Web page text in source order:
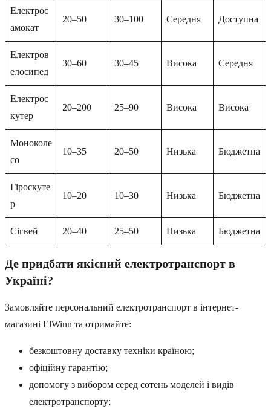
Електрос
амокат
20–50 30–100 Середня Доступна
Електров
елосипед
30–60 30–45 Висока Середня
Електрос
кутер
20–200 25–90 Висока Висока
Моноколе
со
10–35 20–50 Низька Бюджетна
Гіроскуте
р
10–20 10–30 Низька Бюджетна
Сігвей 20–40 25–50 Низька Бюджетна
Де придбати якісний електротранспорт в
Україні?
Замовляйте персональний електротранспорт в інтернет-
магазині ElWinn та отримайте:
безкоштовну доставку техніки країною;
офіційну гарантію;
допомогу з вибором серед сотень моделей і видів
електротранспорту;